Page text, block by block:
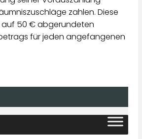
zahlen. Diese
auf 50 € abgerundeten
für jeden angefangenen